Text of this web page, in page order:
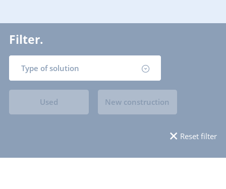
Filter.
Type of solution
Used New construction
Reset filter